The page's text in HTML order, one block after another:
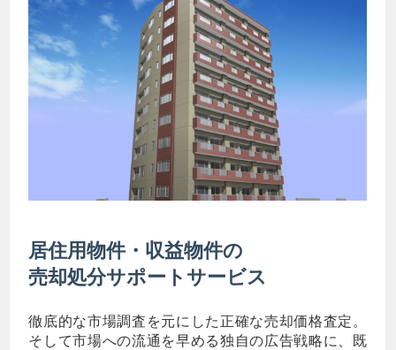
居住用物件・収益物件の
売却処分サポートサービス
徹底的な市場調査を元にした正確な売却価格査定。
そして市場への流通を早める独自の広告戦略に、既